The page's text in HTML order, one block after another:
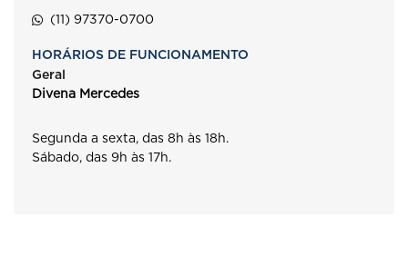
(11) 97370-0700
HORÁRIOS DE FUNCIONAMENTO
Geral
Divena Mercedes
Segunda a sexta, das 8h às 18h.
Sábado, das 9h às 17h.